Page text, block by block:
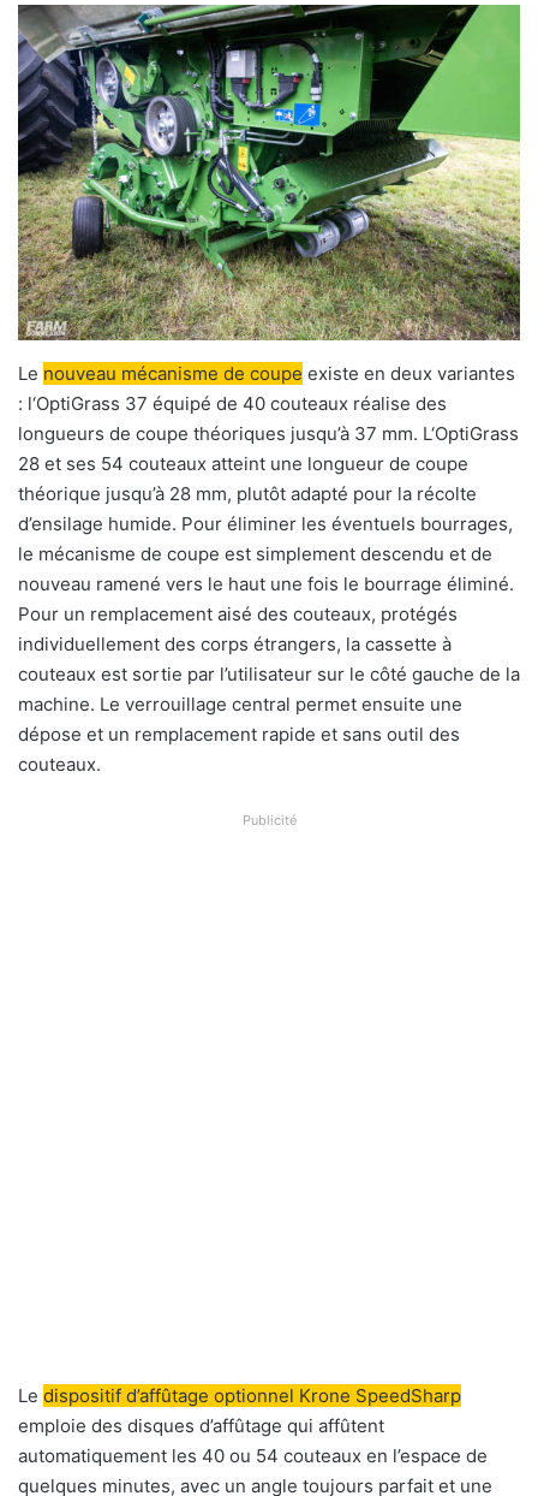
Le nouveau mécanisme de coupe existe en deux variantes
: l‘OptiGrass 37 équipé de 40 couteaux réalise des
longueurs de coupe théoriques jusqu’à 37 mm. L‘OptiGrass
28 et ses 54 couteaux atteint une longueur de coupe
théorique jusqu’à 28 mm, plutôt adapté pour la récolte
d’ensilage humide. Pour éliminer les éventuels bourrages,
le mécanisme de coupe est simplement descendu et de
nouveau ramené vers le haut une fois le bourrage éliminé.
Pour un remplacement aisé des couteaux, protégés
individuellement des corps étrangers, la cassette à
couteaux est sortie par l’utilisateur sur le côté gauche de la
machine. Le verrouillage central permet ensuite une
dépose et un remplacement rapide et sans outil des
couteaux.
Publicité
Le dispositif d’affûtage optionnel Krone SpeedSharp
emploie des disques d’affûtage qui affûtent
automatiquement les 40 ou 54 couteaux en l’espace de
quelques minutes, avec un angle toujours parfait et une